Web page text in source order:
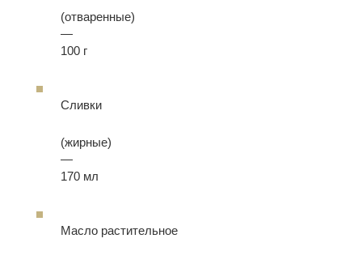
(отваренные)
—
100 г
Сливки
(жирные)
—
170 мл
Масло растительное